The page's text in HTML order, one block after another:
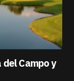
Campo y